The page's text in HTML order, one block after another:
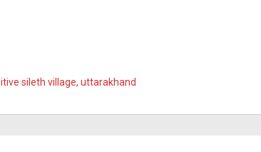
sileth village, uttarakhand